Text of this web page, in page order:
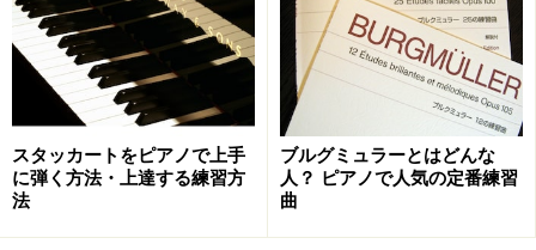
約束したレッスン日時に通わなければならない
レッスン料がかかる
レッスンに向けて、練習しなければならない
自分の好きな曲ばかりを練習できるわけではない
前述した中でメリットとして挙げたことも、場合によっ
スタッカートをピアノで上手
に弾く方法・上達する練習方
法
ブルグミュラーとはどんな
人？ ピアノで人気の定番練習
曲